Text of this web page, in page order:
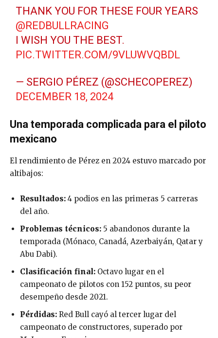
THANK YOU FOR THESE FOUR YEARS
@REDBULLRACING
I WISH YOU THE BEST.
PIC.TWITTER.COM/9VLUWVQBDL
— SERGIO PÉREZ (@SCHECOPEREZ)
DECEMBER 18, 2024
Una temporada complicada para el piloto
mexicano
El rendimiento de Pérez en 2024 estuvo marcado por
altibajos:
Resultados: 4 podios en las primeras 5 carreras
del año.
Problemas técnicos: 5 abandonos durante la
temporada (Mónaco, Canadá, Azerbaiyán, Qatar y
Abu Dabi).
Clasificación final: Octavo lugar en el
campeonato de pilotos con 152 puntos, su peor
desempeño desde 2021.
Pérdidas: Red Bull cayó al tercer lugar del
campeonato de constructores, superado por